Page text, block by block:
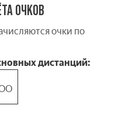
ОЧКОВ
очки по
дистанций: